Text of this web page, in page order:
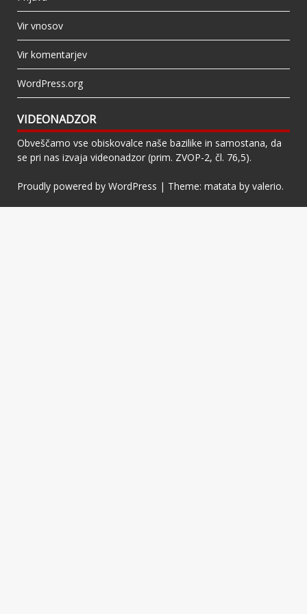
Vir vnosov
Vir komentarjev
WordPress.org
VIDEONADZOR
Obveščamo vse obiskovalce naše bazilike in samostana, da
se pri nas izvaja videonadzor (prim. ZVOP-2, čl. 76,5).
Proudly powered by WordPress | Theme: matata by valerio.